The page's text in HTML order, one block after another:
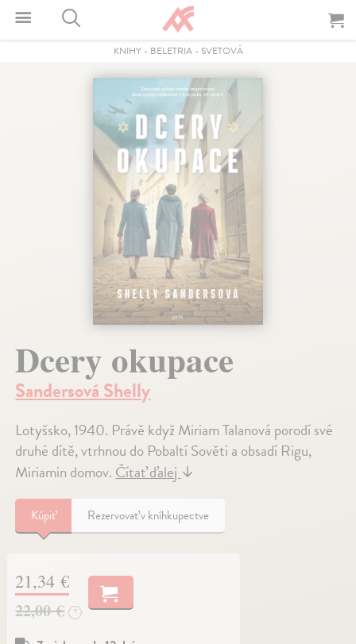
KNIHY- BELETRIA- SVETOVÁ
Dcery okupace
Sandersová Shelly
Lotyšsko, 1940. Právě když Miriam Talanová porodí své
druhé dítě, vtrhnou do Pobaltí Sověti a obsadí Rigu,
Miriamin domov. Čítať ďalej ↓
Kúpiť Rezervovať v kníhkupectve
21,34 €
22,00 €
?